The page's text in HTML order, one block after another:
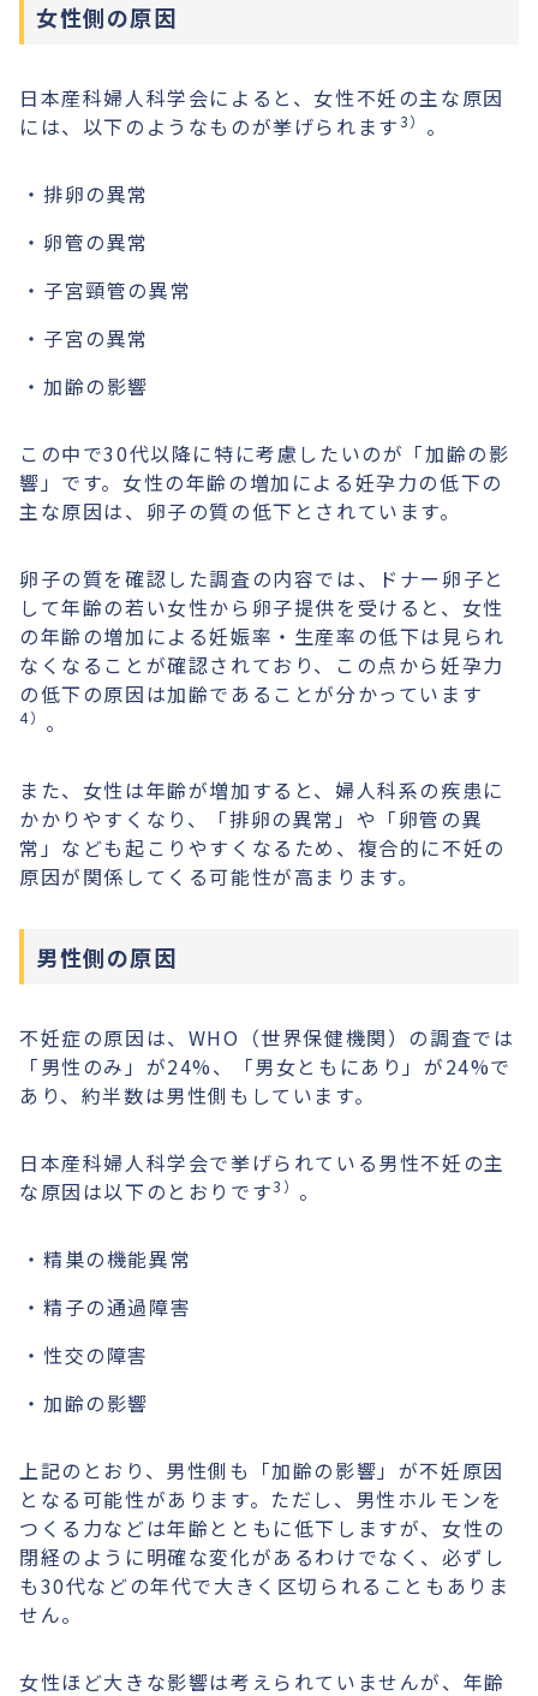
女性側の原因
日本産科婦人科学会によると、女性不妊の主な原因
には、以下のようなものが挙げられます3） 。
排卵の異常
卵管の異常
子宮頸管の異常
子宮の異常
加齢の影響
この中で30代以降に特に考慮したいのが「加齢の影
響」です。女性の年齢の増加による妊孕力の低下の
主な原因は、卵子の質の低下とされています。
卵子の質を確認した調査の内容では、ドナー卵子と
して年齢の若い女性から卵子提供を受けると、女性
の年齢の増加による妊娠率・生産率の低下は見られ
なくなることが確認されており、この点から妊孕力
の低下の原因は加齢であることが分かっています
4） 。
また、女性は年齢が増加すると、婦人科系の疾患に
かかりやすくなり、「排卵の異常」や「卵管の異
常」なども起こりやすくなるため、複合的に不妊の
原因が関係してくる可能性が高まります。
男性側の原因
不妊症の原因は、WHO（世界保健機関）の調査では
「男性のみ」が24%、「男女ともにあり」が24%で
あり、約半数は男性側もしています。
日本産科婦人科学会で挙げられている男性不妊の主
な原因は以下のとおりです3） 。
精巣の機能異常
精子の通過障害
性交の障害
加齢の影響
上記のとおり、男性側も「加齢の影響」が不妊原因
となる可能性があります。ただし、男性ホルモンを
つくる力などは年齢とともに低下しますが、女性の
閉経のように明確な変化があるわけでなく、必ずし
も30代などの年代で大きく区切られることもありま
せん。
女性ほど大きな影響は考えられていませんが、年齢